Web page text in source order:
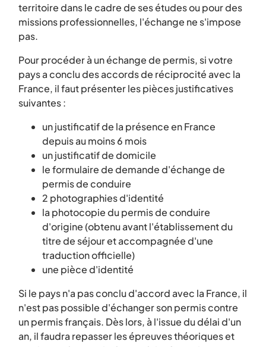
territoire dans le cadre de ses études ou pour des
missions professionnelles, l'échange ne s'impose
pas.
Pour procéder à un échange de permis, si votre
pays a conclu des accords de réciprocité avec la
France, il faut présenter les pièces justificatives
suivantes :
un justificatif de la présence en France
depuis au moins 6 mois
un justificatif de domicile
le formulaire de demande d'échange de
permis de conduire
2 photographies d'identité
la photocopie du permis de conduire
d'origine (obtenu avant l'établissement du
titre de séjour et accompagnée d'une
traduction officielle)
une pièce d'identité
Si le pays n'a pas conclu d'accord avec la France, il
n'est pas possible d'échanger son permis contre
un permis français. Dès lors, à l'issue du délai d'un
an, il faudra repasser les épreuves théoriques et